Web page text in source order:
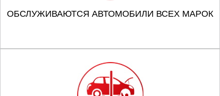
ОБСЛУЖИВАЮТСЯ АВТОМОБИЛИ ВСЕХ МАРОК